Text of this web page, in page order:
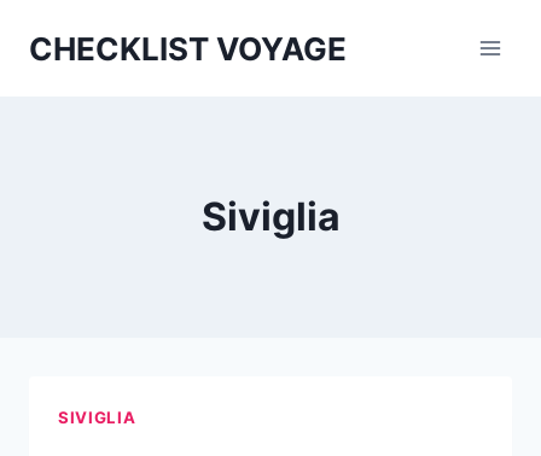
CHECKLIST VOYAGE
Siviglia
SIVIGLIA